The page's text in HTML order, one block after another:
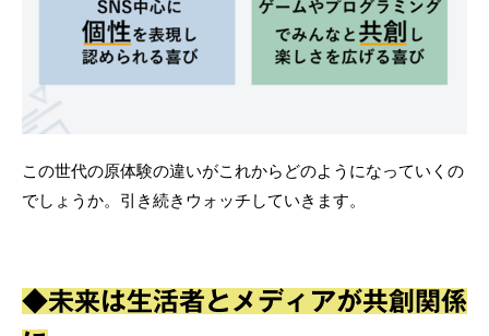
この世代の原体験の違いがこれからどのようになっていくの
でしょうか。引き続きウォッチしていきます。
◆未来は生活者とメディアが共創関係